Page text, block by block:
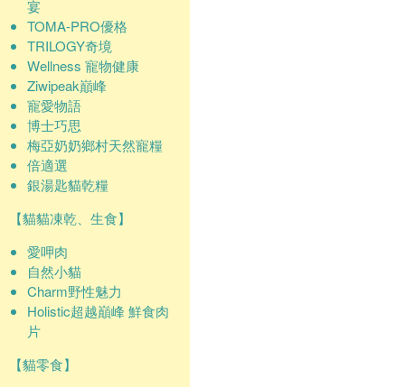
宴
TOMA-PRO優格
TRILOGY奇境
Wellness 寵物健康
Ziwipeak巔峰
寵愛物語
博士巧思
梅亞奶奶鄉村天然寵糧
倍適選
銀湯匙貓乾糧
【貓貓凍乾、生食】
愛呷肉
自然小貓
Charm野性魅力
Holistic超越巔峰 鮮食肉
片
【貓零食】